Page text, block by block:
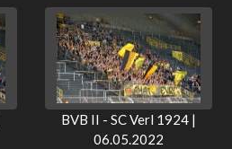
BVB II - SC Verl 1924 |
06.05.2022